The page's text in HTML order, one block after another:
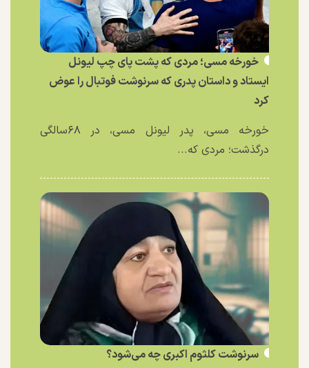
خورخه مسی؛ مردی که پشت پای چپ لیونل
ایستاد و داستان پدری که سرنوشت فوتبال را عوض
کرد
خورخه مسی، پدر لیونل مسی، در ۶۸سالگی
درگذشت؛ مردی که...
سرنوشت کلثوم اکبری چه می‌شود؟